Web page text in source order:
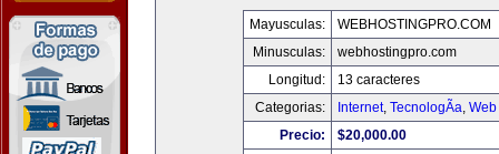
Mayusculas:
WEBHOSTINGPRO.COM
Minusculas:
webhostingpro.com
Longitud:
13 caracteres
Categorias:
Internet, TecnologÃ­a,
Precio:
$20,000.00